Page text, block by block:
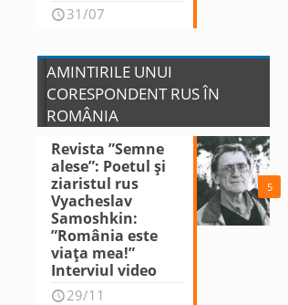
31/07
AMINTIRILE UNUI
CORESPONDENT RUS ÎN
ROMÂNIA
5
Revista ”Semne
alese”: Poetul și
ziaristul rus
Vyacheslav
Samoshkin:
”România este
viața mea!”
Interviul video
29/11